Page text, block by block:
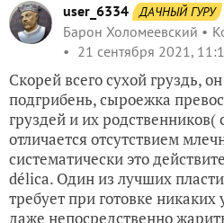
user_6334 ДАЧНЫЙ ГУРУ
Барон Холомеевский
21 сентября 2021,
Скорей всего сухой груздь,
подгрибень, сыроежка
груздей и их родственников(
отличается отсутствием
систематически это
délica. Один из лучших
требует при готовке
даже непосредственно